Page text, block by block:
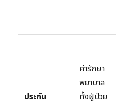
ประกัน
ค่ารักษา
พยาบาล
ทั้งผู้ป่วย